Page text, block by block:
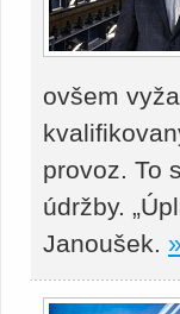
ovšem
provoz. To
údržby.
Janoušek. »